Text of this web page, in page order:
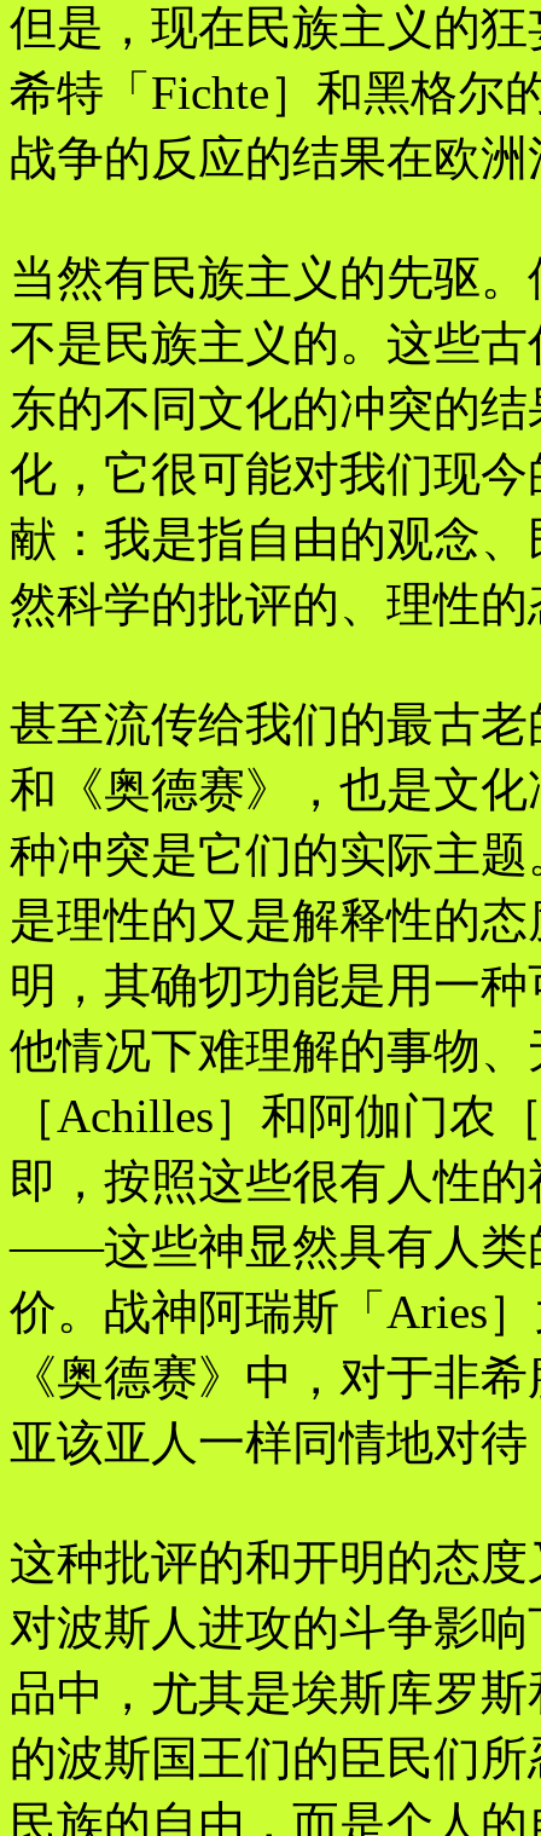
但是，现在民族主义的
希特「Fichte］和黑格尔
战争的反应的结果在欧
当然有民族主义的先驱
不是民族主义的。这些
东的不同文化的冲突的
化，它很可能对我们现
献：我是指自由的观念
然科学的批评的、理性的
甚至流传给我们的最古
和《奥德赛》，也是文
种冲突是它们的实际主
是理性的又是解释性的
明，其确切功能是用一
他情况下难理解的事物
［Achilles］和阿伽门农
即，按照这些很有人性
——这些神显然具有人类
价。战神阿瑞斯「Aries
《奥德赛》中，对于非
亚该亚人一样同情地对
这种批评的和开明的态
对波斯人进攻的斗争影
品中，尤其是埃斯库罗
的波斯国王们的臣民们
民族的自由，而是个人